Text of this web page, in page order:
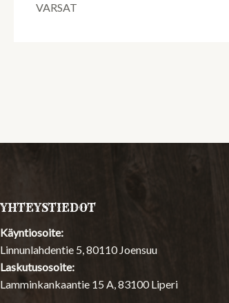
VARSAT
YHTEYSTIEDOT
Käyntiosoite:
Linnunlahdentie 5, 80110 Joensuu
Laskutusosoite:
Lamminkankaantie 15 A, 83100 Liperi